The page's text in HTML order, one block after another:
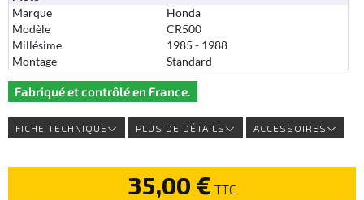
Marque
Honda
Modèle
CR500
Millésime
1985 - 1988
Montage
Standard
Fabriqué et contrôlé en France.
FICHE TECHNIQUE PLUS DE DÉTAILS ACCESSOIRES
35,00 € TTC